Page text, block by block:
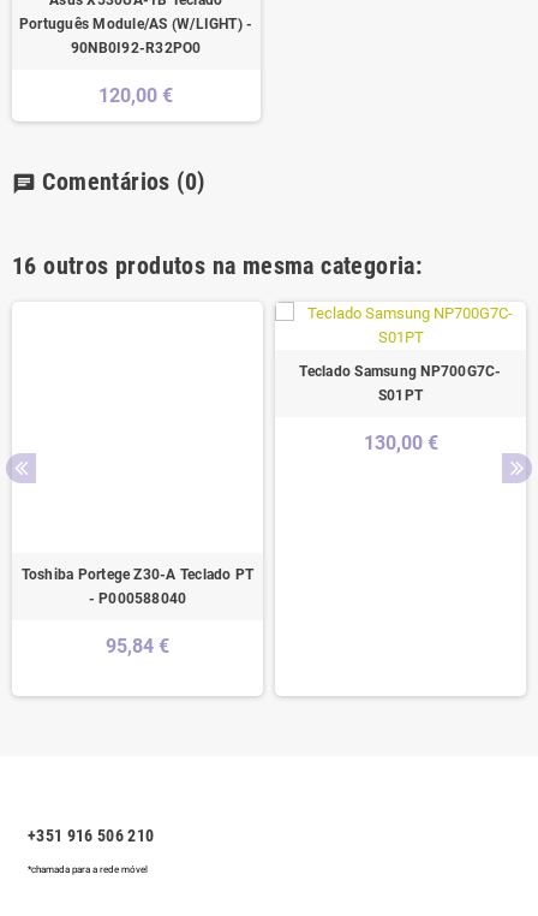
Português Module/AS (W/LIGHT) -
90NB0I92-R32PO0
120,00 €
chat Comentários (0)
16 outros produtos na mesma categoria:
Toshiba Portege Z30-A Teclado PT
- P000588040
95,84 €
Teclado Samsung NP700G7C-
S01PT
130,00 €
+351 916 506 210
*chamada para a rede móvel